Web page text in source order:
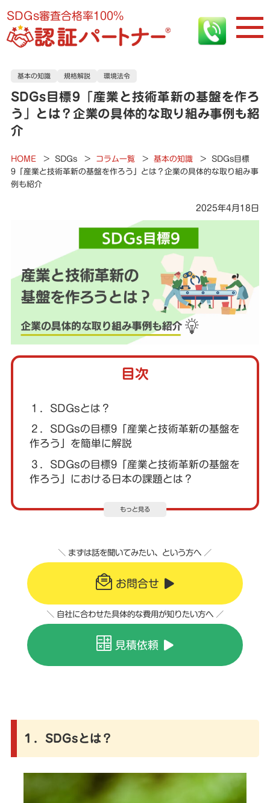
SDGs審査合格率100%
基本の知識 規格解説 環境法令
SDGs目標9「産業と技術革新の基盤を作ろ
う」とは？企業の具体的な取り組み事例も紹
介
HOME > SDGs > コラム一覧 > 基本の知識 >
SDGs目標
9「産業と技術革新の基盤を作ろう」とは？企業の具体的な取り組み事
例も紹介
2025年4月18日
目次
もっと見る
１．SDGsとは？
２．SDGsの目標9「産業と技術革新の基盤を
作ろう」を簡単に解説
３．SDGsの目標9「産業と技術革新の基盤を
作ろう」における日本の課題とは？
＼ まずは話を聞いてみたい、という方へ ／
お問合せ
＼ 自社に合わせた具体的な費用が知りたい方へ ／
見積依頼
１．SDGsとは？